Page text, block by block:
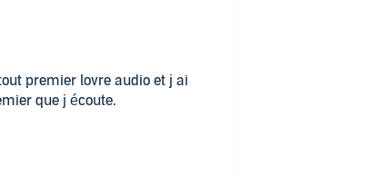
premier lovre audio et j ai
que j écoute.